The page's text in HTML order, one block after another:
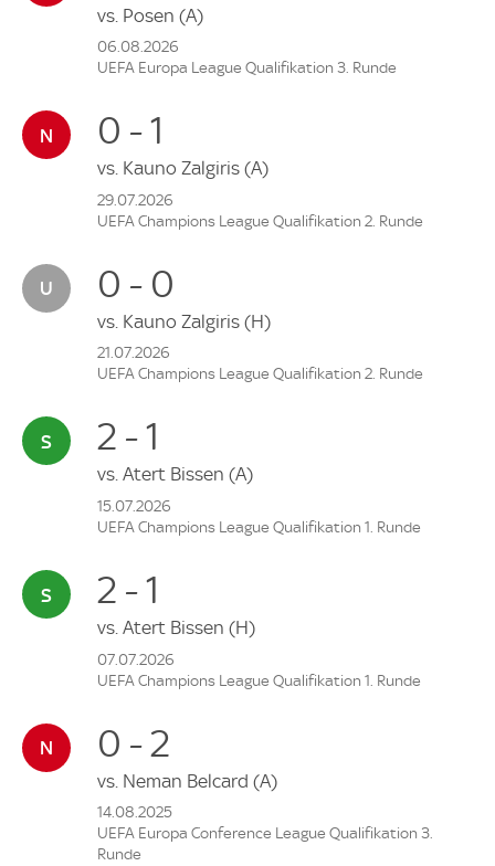
vs. Posen (A)
06.08.2026
UEFA Europa League Qualifikation 3. Runde
0 - 1
vs. Kauno Zalgiris (A)
29.07.2026
UEFA Champions League Qualifikation 2. Runde
0 - 0
vs. Kauno Zalgiris (H)
21.07.2026
UEFA Champions League Qualifikation 2. Runde
2 - 1
vs. Atert Bissen (A)
15.07.2026
UEFA Champions League Qualifikation 1. Runde
2 - 1
vs. Atert Bissen (H)
07.07.2026
UEFA Champions League Qualifikation 1. Runde
0 - 2
vs. Neman Belcard (A)
14.08.2025
UEFA Europa Conference League Qualifikation 3.
Runde